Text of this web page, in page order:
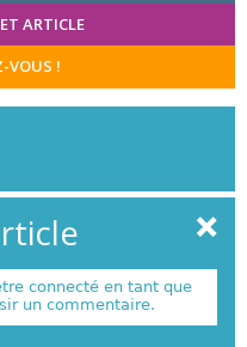
ARTICLE
VOUS !
connecté en tant que
un commentaire.